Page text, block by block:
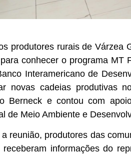
produtores rurais de Várzea
conhecer o programa MT
Interamericano de
novas cadeias produtivas
Berneck e contou com
de Meio Ambiente e
a reunião, produtores das
receberam informações do